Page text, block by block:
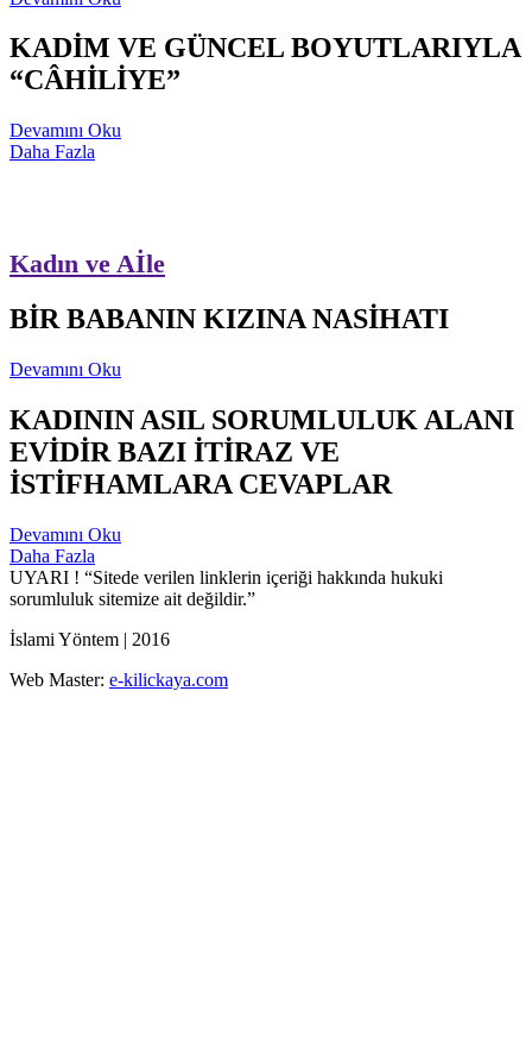
KADİM VE GÜNCEL BOYUTLARIYLA
“CÂHİLİYE”
Devamını Oku
Daha Fazla
Kadın ve Aİle
BİR BABANIN KIZINA NASİHATI
Devamını Oku
KADININ ASIL SORUMLULUK ALANI
EVİDİR BAZI İTİRAZ VE
İSTİFHAMLARA CEVAPLAR
Devamını Oku
Daha Fazla
UYARI ! “Sitede verilen linklerin içeriği hakkında hukuki
sorumluluk sitemize ait değildir.”
İslami Yöntem | 2016
Web Master: e-kilickaya.com